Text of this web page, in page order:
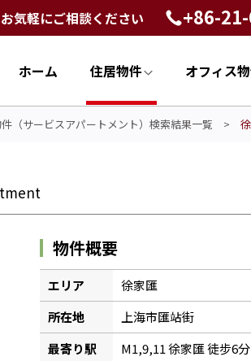
気軽にご相談ください +86-
ホーム 住居物件 オフィス
（サービスアパートメント）検索結果一覧 >
物件概要
エリア
徐家匯
所在地
上海市匯站街
最寄り駅
M1,9,11 徐家匯 徒步6分